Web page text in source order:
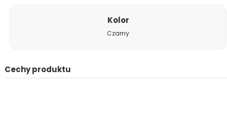
Kolor
Czarny
Cechy produktu